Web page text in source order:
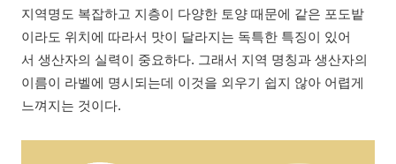
지역명도 복잡하고 지층이 다양한 토양 때문에 같은 포도밭
이라도 위치에 따라서 맛이 달라지는 독특한 특징이 있어
서 생산자의 실력이 중요하다. 그래서 지역 명칭과 생산자의
이름이 라벨에 명시되는데 이것을 외우기 쉽지 않아 어렵게
느껴지는 것이다.